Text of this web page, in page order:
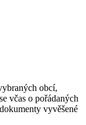
obcí,
včas o pořádaných
vyvěšené